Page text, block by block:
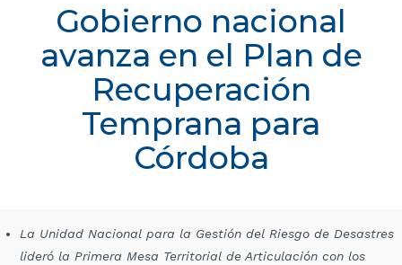
Gobierno nacional
avanza en el Plan de
Recuperación
Temprana para
Córdoba
La Unidad Nacional para la Gestión del Riesgo de Desastres
lideró la Primera Mesa Territorial de Articulación con los